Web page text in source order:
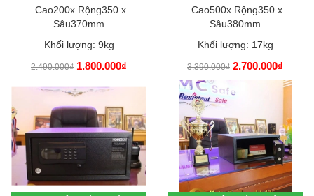
Cao200x Rộng350 x
Sâu370mm
Khối lượng: 9kg
2.490.000₫ 1.800.000₫
Cao500x Rộng350 x
Sâu380mm
Khối lượng: 17kg
3.390.000₫ 2.700.000₫